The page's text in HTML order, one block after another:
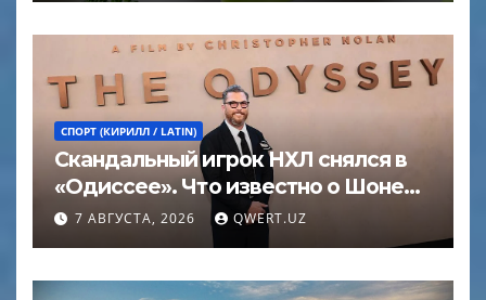
СПОРТ (КИРИЛЛ / LATIN)
Скандальный игрок НХЛ снялся в
«Одиссее». Что известно о Шоне
Эйвери
7 АВГУСТА, 2026 QWERT.UZ